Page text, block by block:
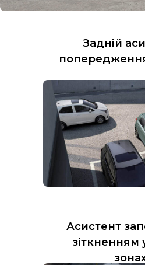
Задній
Асистент
зіткненням